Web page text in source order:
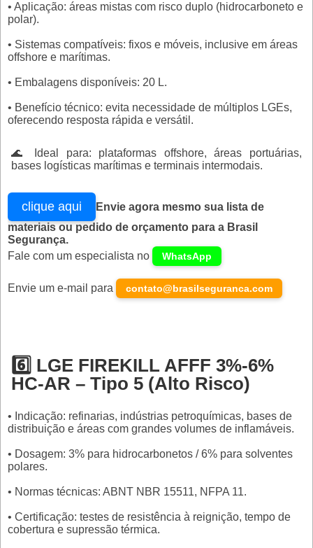
• Aplicação: áreas mistas com risco duplo (hidrocarboneto e
polar).
• Sistemas compatíveis: fixos e móveis, inclusive em áreas
offshore e marítimas.
• Embalagens disponíveis: 20 L.
• Benefício técnico: evita necessidade de múltiplos LGEs,
oferecendo resposta rápida e versátil.
🌊 Ideal para: plataformas offshore, áreas portuárias,
bases logísticas marítimas e terminais intermodais.
clique aqui
Envie agora mesmo sua lista de
materiais ou pedido de orçamento para a Brasil
Segurança.
Fale com um especialista no
WhatsApp
Envie um e-mail para contato@brasilseguranca.com
6️⃣ LGE FIREKILL AFFF 3%-6%
HC-AR – Tipo 5 (Alto Risco)
• Indicação: refinarias, indústrias petroquímicas, bases de
distribuição e áreas com grandes volumes de inflamáveis.
• Dosagem: 3% para hidrocarbonetos / 6% para solventes
polares.
• Normas técnicas: ABNT NBR 15511, NFPA 11.
• Certificação: testes de resistência à reignição, tempo de
cobertura e supressão térmica.